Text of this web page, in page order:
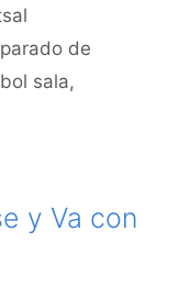
de
sala,
y Va con